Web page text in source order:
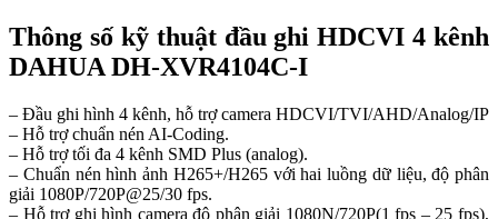
Thông số kỹ thuật đầu ghi HDCVI 4 kênh
DAHUA DH-XVR4104C-I
– Đầu ghi hình 4 kênh, hỗ trợ camera HDCVI/TVI/AHD/Analog/IP
– Hỗ trợ chuẩn nén AI-Coding.
– Hỗ trợ tối đa 4 kênh SMD Plus (analog).
– Chuẩn nén hình ảnh H265+/H265 với hai luồng dữ liệu, độ phân
giải 1080P/720P@25/30 fps.
– Hỗ trợ ghi hình camera độ phân giải 1080N/720P(1 fps – 25 fps),